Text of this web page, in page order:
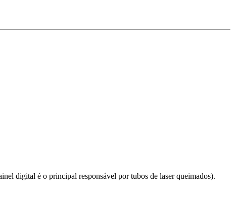
digital é o principal responsável por tubos de laser queimados).